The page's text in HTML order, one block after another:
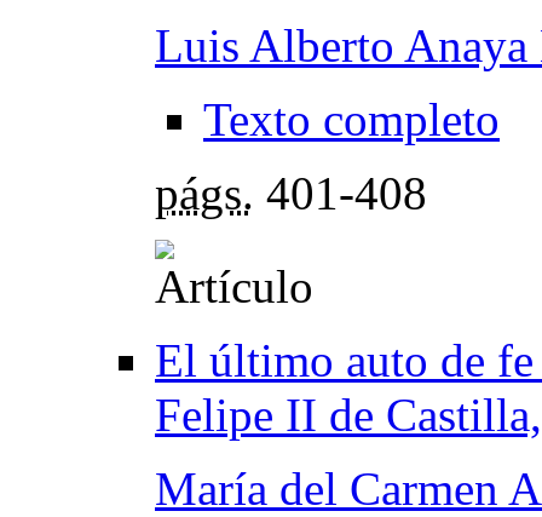
Luis Alberto Anaya
Texto completo
págs. 401-408
El último auto de fe
Felipe II de
María del Carmen